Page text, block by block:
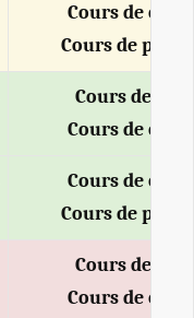
Cours de
Cours de
Cours de
Cours de
Cours de
Cours de
Cours de
Cours de